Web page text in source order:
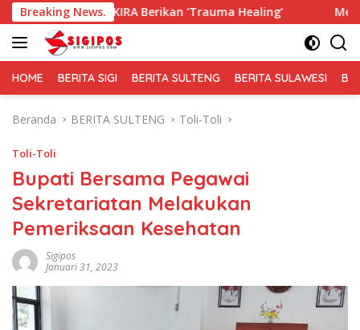
Langsung
ke
konten
Breaking News.
Berikan ‘Trauma Healing’ Membaur Tanpa Sekat,
HOME BERITA SIGI BERITA SULTENG BERITA SULAWESI
Beranda BERITA SULTENG Toli-Toli
Toli-Toli
Bupati Bersama Pegawai
Sekretariatan Melakukan
Pemeriksaan Kesehatan
Sigipos
Januari 31, 2023